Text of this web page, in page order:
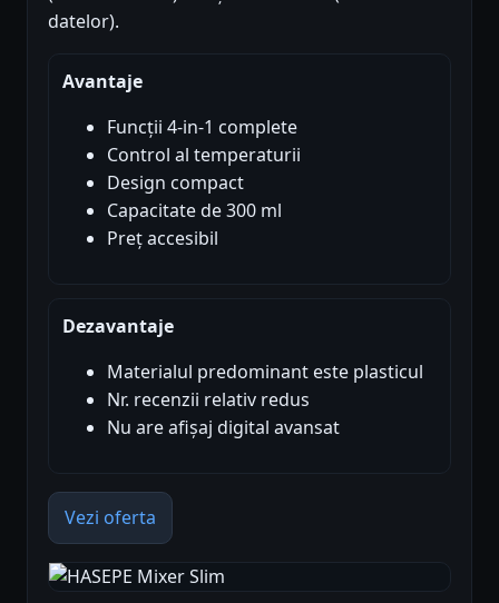
datelor).
Avantaje
Funcții 4-in-1 complete
Control al temperaturii
Design compact
Capacitate de 300 ml
Preț accesibil
Dezavantaje
Materialul predominant este plasticul
Nr. recenzii relativ redus
Nu are afișaj digital avansat
Vezi oferta